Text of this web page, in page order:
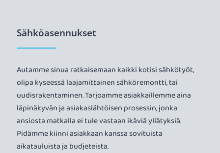
Sähköasennukset
Autamme sinua ratkaisemaan kaikki kotisi sähkötyöt,
olipa kyseessä laajamittainen sähköremontti, tai
uudisrakentaminen. Tarjoamme asiakkaillemme aina
läpinäkyvän ja asiakaslähtöisen prosessin, jonka
ansiosta matkalla ei tule vastaan ikäviä yllätyksiä.
Pidämme kiinni asiakkaan kanssa sovituista
aikatauluista ja budjeteista.